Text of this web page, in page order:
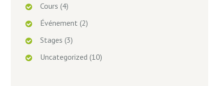
Cours (4)
Événement (2)
Stages (3)
Uncategorized (10)